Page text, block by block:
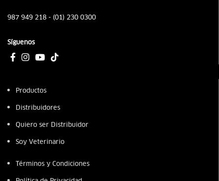
987 949 218 - (01) 230 0300
Síguenos
Productos
Distribuidores
Quiero ser Distribuidor
Soy Veterinario
Términos y Condiciones